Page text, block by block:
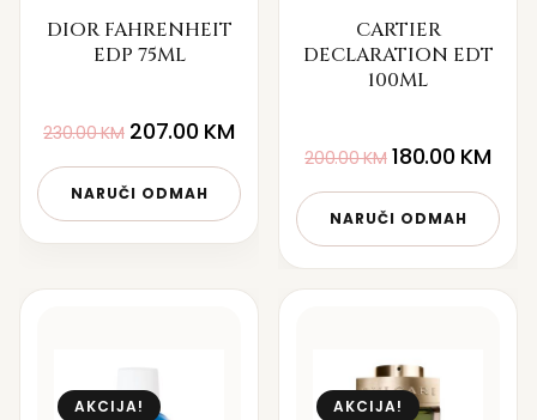
DIOR FAHRENHEIT
EDP 75ML
230.00KM 207.00 KM
NARUČI ODMAH
CARTIER
DECLARATION EDT
100ML
200.00KM 180.00 KM
NARUČI ODMAH
AKCIJA! AKCIJA!